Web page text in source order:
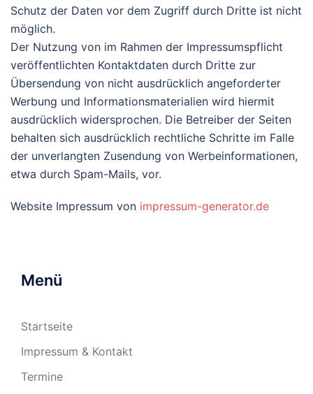
Schutz der Daten vor dem Zugriff durch Dritte ist nicht
möglich.
Der Nutzung von im Rahmen der Impressumspflicht
veröffentlichten Kontaktdaten durch Dritte zur
Übersendung von nicht ausdrücklich angeforderter
Werbung und Informationsmaterialien wird hiermit
ausdrücklich widersprochen. Die Betreiber der Seiten
behalten sich ausdrücklich rechtliche Schritte im Falle
der unverlangten Zusendung von Werbeinformationen,
etwa durch Spam-Mails, vor.
Website Impressum von impressum-generator.de
Menü
Startseite
Impressum & Kontakt
Termine